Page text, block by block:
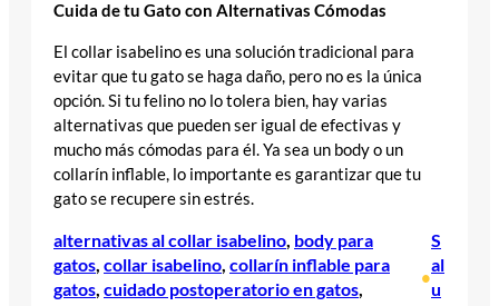
Cuida de tu Gato con Alternativas Cómodas
El collar isabelino es una solución tradicional para
evitar que tu gato se haga daño, pero no es la única
opción. Si tu felino no lo tolera bien, hay varias
alternativas que pueden ser igual de efectivas y
mucho más cómodas para él. Ya sea un body o un
collarín inflable, lo importante es garantizar que tu
gato se recupere sin estrés.
alternativas al collar isabelino body para
gatos collar isabelino collarín inflable para
gatos cuidado postoperatorio en gatos
•
S
al
u